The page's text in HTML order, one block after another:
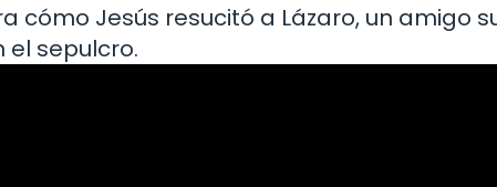
cómo Jesús resucitó a Lázaro, un amigo
sepulcro.